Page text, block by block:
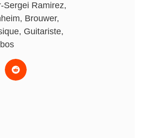
Sergei Ramirez,
, Brouwer,
, Guitariste,